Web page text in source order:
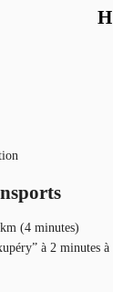
H
(4 minutes)
à 2 minutes à